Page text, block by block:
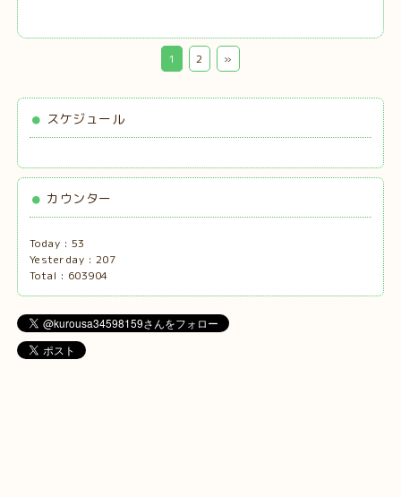
1 2 »
スケジュール
カウンター
Today : 53
Yesterday : 207
Total : 603904